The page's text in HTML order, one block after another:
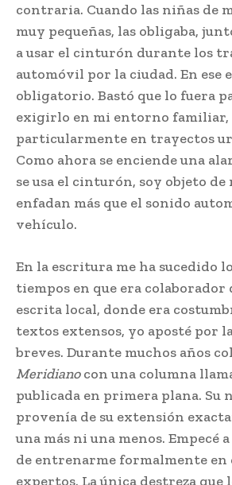
contraria. Cuando las niñas de
muy pequeñas, las obligaba,
a usar el cinturón durante los
automóvil por la ciudad. En ese
obligatorio. Bastó que lo fuera
exigirlo en mi entorno familiar,
particularmente en trayectos
Como ahora se enciende una
se usa el cinturón, soy objeto de
enfadan más que el sonido
vehículo.
En la escritura me ha sucedido
tiempos en que era colaborador
escrita local, donde era
textos extensos, yo aposté por
breves. Durante muchos años
Meridianocon una columna
publicada en primera plana. Su
provenía de su extensión
una más ni una menos. Empecé
de entrenarme formalmente en
expertos. La única destreza que